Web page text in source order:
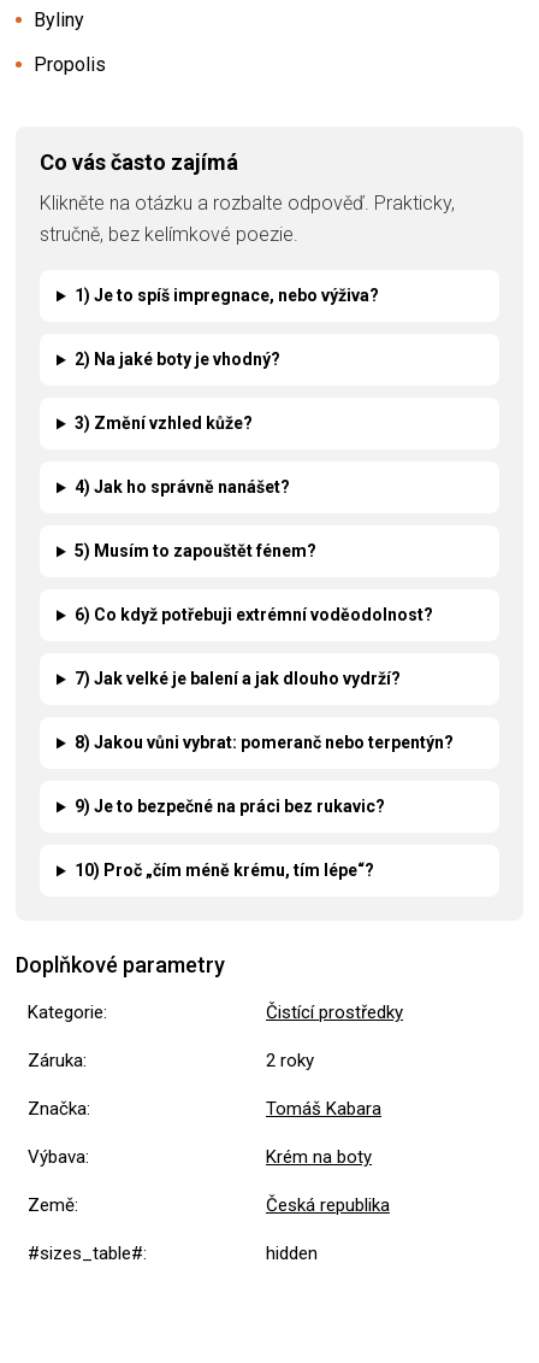
Byliny
Propolis
Co vás často zajímá
Klikněte na otázku a rozbalte odpověď. Prakticky,
stručně, bez kelímkové poezie.
1) Je to spíš impregnace, nebo výživa?
2) Na jaké boty je vhodný?
3) Změní vzhled kůže?
4) Jak ho správně nanášet?
5) Musím to zapouštět fénem?
6) Co když potřebuji extrémní voděodolnost?
7) Jak velké je balení a jak dlouho vydrží?
8) Jakou vůni vybrat: pomeranč nebo terpentýn?
9) Je to bezpečné na práci bez rukavic?
10) Proč „čím méně krému, tím lépe“?
Doplňkové parametry
Kategorie: Čistící prostředky
Záruka: 2 roky
Značka: Tomáš Kabara
Výbava: Krém na boty
Země: Česká republika
#sizes_table#: hidden